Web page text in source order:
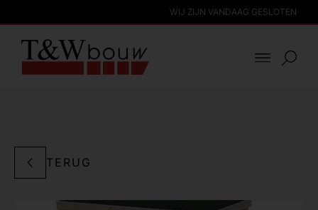
WIJ ZIJN VANDAAG GESLOTEN
TERUG